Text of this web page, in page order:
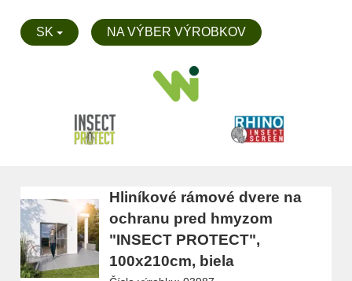
SK NA VÝBER VÝROBKOV
Hliníkové rámové dvere na
ochranu pred hmyzom
"INSECT PROTECT",
100x210cm, biela